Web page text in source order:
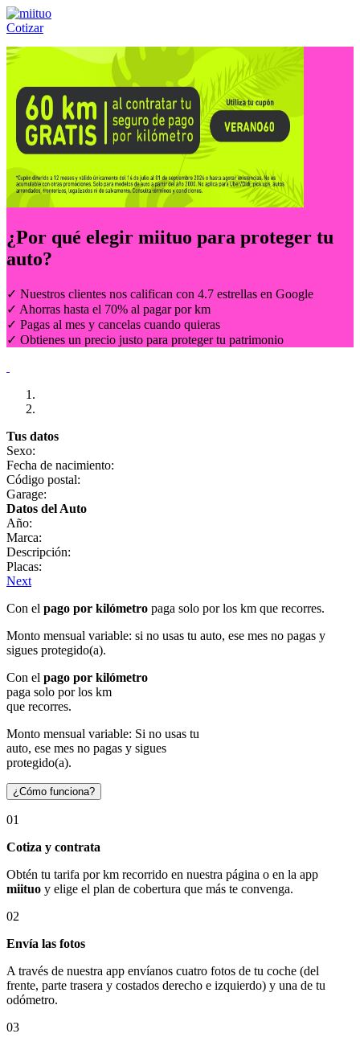
Cotizar
Llámanos al:(55) 84-21-05-00 ó
¿Por qué elegir miituo para proteger tu
auto?
✓ Nuestros clientes nos califican con 4.7 estrellas en Google
✓ Ahorras hasta el 70% al pagar por km
✓ Pagas al mes y cancelas cuando quieras
✓ Obtienes un precio justo para proteger tu patrimonio
Tus datos
Sexo:
Fecha de nacimiento:
Código postal:
Garage:
Datos del Auto
Año:
Marca:
Descripción:
Placas:
Next
Con el pago por kilómetro paga solo por los km que recorres.
Monto mensual variable: si no usas tu auto, ese mes no pagas y
sigues protegido(a).
Con el pago por kilómetro
paga solo por los km
que recorres.
Monto mensual variable: Si no usas tu
auto, ese mes no pagas y sigues
protegido(a).
¿Cómo funciona?
01
Cotiza y contrata
Obtén tu tarifa por km recorrido en nuestra página o en la app
miituo y elige el plan de cobertura que más te convenga.
02
Envía las fotos
A través de nuestra app envíanos cuatro fotos de tu coche (del
frente, parte trasera y costados derecho e izquierdo) y una de tu
odómetro.
03